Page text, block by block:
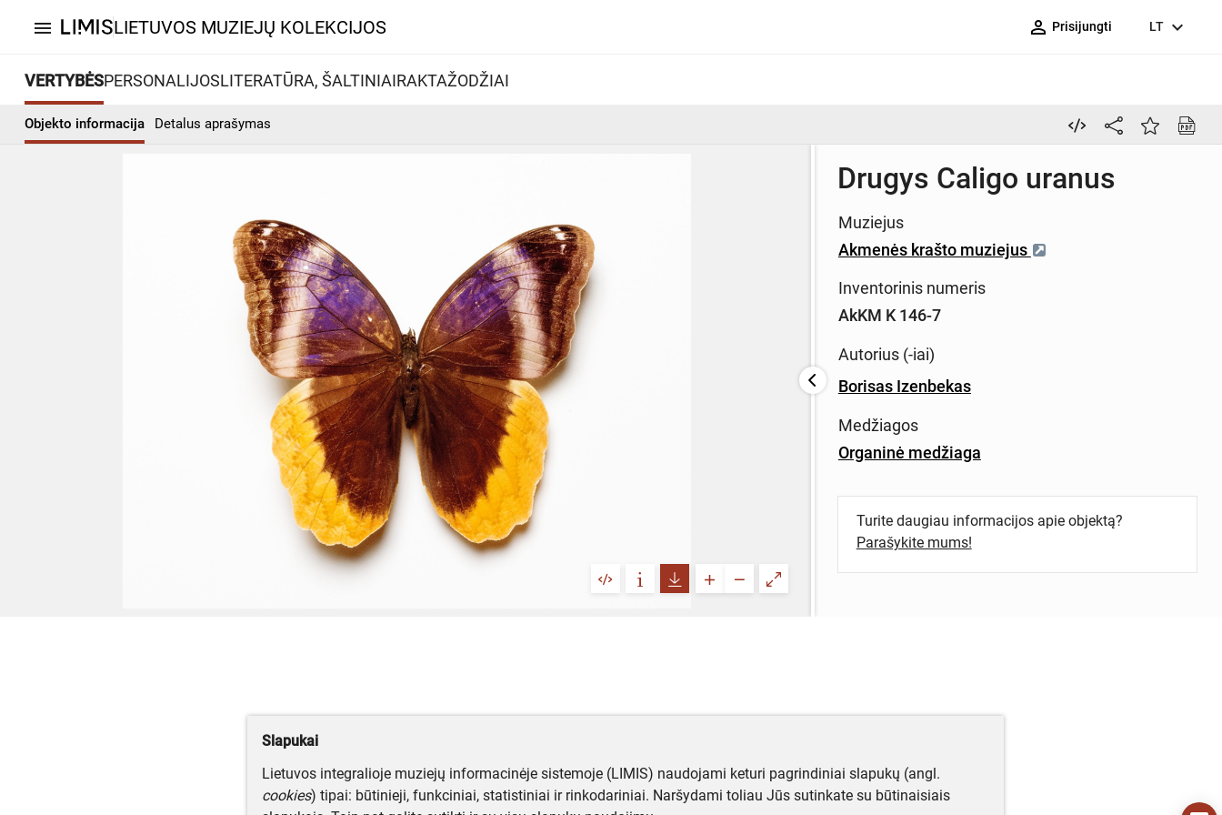
menu LIETUVOS MUZIEJŲ KOLEKCIJOS person_outline Prisijungti LT expand_more
VERTYBĖSPERSONALIJOSLITERATŪRA, ŠALTINIAIRAKTAŽODŽIAI
Objekto informacija Detalus aprašymas
Drugys Caligo uranus
Muziejus
Akmenės krašto muziejus
Inventorinis numeris
AkKM K 146-7
Autorius (-iai)
Borisas Izenbekas
Medžiagos
Organinė medžiaga
Turite daugiau informacijos apie objektą?
Parašykite mums!
Slapukai
Lietuvos integralioje muziejų informacinėje sistemoje (LIMIS) naudojami keturi pagrindiniai slapukų (angl.
cookies) tipai: būtinieji, funkciniai, statistiniai ir rinkodariniai. Naršydami toliau Jūs sutinkate su būtinaisiais